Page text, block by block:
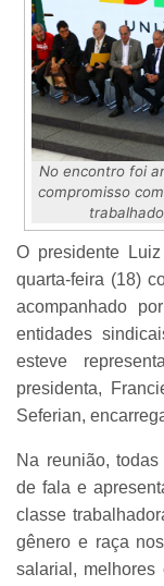
No encontro foi
compromisso
O presidente
quarta-feira (18)
acompanhado
entidades
esteve
presidenta,
Seferian,
Na reunião,
de fala e
classe
gênero e raça
salarial,